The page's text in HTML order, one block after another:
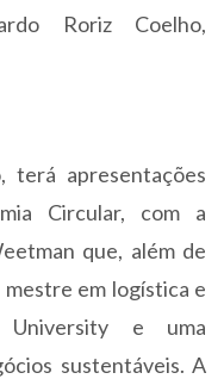
Roriz Coelho,
terá apresentações
Circular, com a
que, além de
em logística e
University e uma
sustentáveis. A